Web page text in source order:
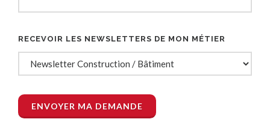
RECEVOIR LES NEWSLETTERS DE MON MÉTIER